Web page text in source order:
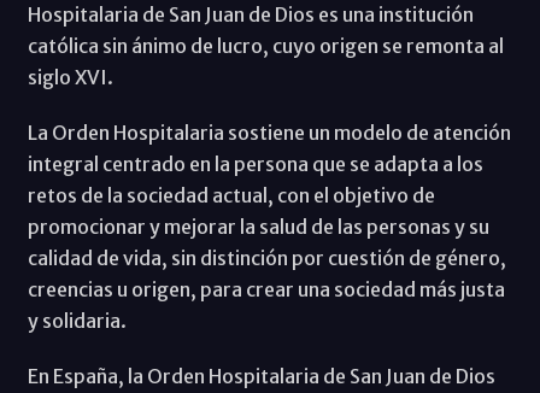
Hospitalaria de San Juan de Dios es una institución
católica sin ánimo de lucro, cuyo origen se remonta al
siglo XVI.
La Orden Hospitalaria sostiene un modelo de atención
integral centrado en la persona que se adapta a los
retos de la sociedad actual, con el objetivo de
promocionar y mejorar la salud de las personas y su
calidad de vida, sin distinción por cuestión de género,
creencias u origen, para crear una sociedad más justa
y solidaria.
En España, la Orden Hospitalaria de San Juan de Dios